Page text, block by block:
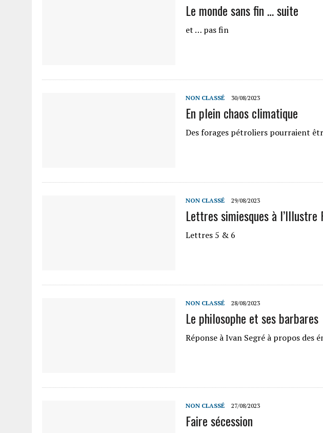
Le monde sans fin … suite
et … pas fin
NON CLASSÉ 30/08/2023
En plein chaos climatique
Des forages pétroliers pourraient
NON CLASSÉ 29/08/2023
Lettres simiesques à l’Illustre
Lettres 5 & 6
NON CLASSÉ 28/08/2023
Le philosophe et ses barbares
Réponse à Ivan Segré à propos des
NON CLASSÉ 27/08/2023
Faire sécession